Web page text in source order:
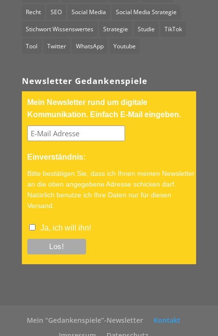
Recht SEO Social Media Social Media Strategie
Stichwort Wissenswertes Strategie Studie TikTok
Tool Twitter WhatsApp Youtube
Newsletter Gedankenspiele
Mein Newsletter rund um digitale
Kommunikation. Einfach E-Mail eingeben.
Einverständnis:
Bitte bestätigen Sie, dass ich Ihnen meinen Newsletter
an die oben angegebene Adresse schicken darf.
Natürlich benutze ich Ihre Daten nur für diesen
Versand.
Ja, ich will ihn!
Mein “Gedankenspiele”-Newsletter
Kontakt